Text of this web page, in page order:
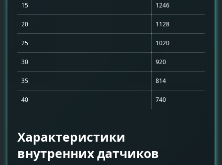
15 1246
20 1128
25 1020
30 920
35 814
40 740
Характеристики
внутренних датчиков